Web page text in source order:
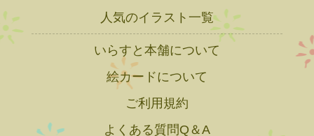
人気のイラスト一覧
いらすと本舗について
絵カードについて
ご利用規約
よくある質問Q＆A